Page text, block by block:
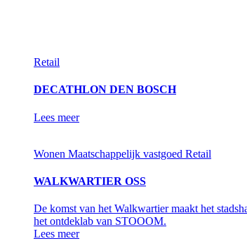
Retail
DECATHLON DEN BOSCH
Lees meer
Wonen Maatschappelijk vastgoed Retail
WALKWARTIER OSS
De komst van het Walkwartier maakt het
het ontdeklab van STOOOM.
Lees meer